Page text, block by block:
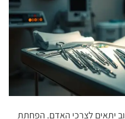
יתאים לצרכי האדם. הפחתת